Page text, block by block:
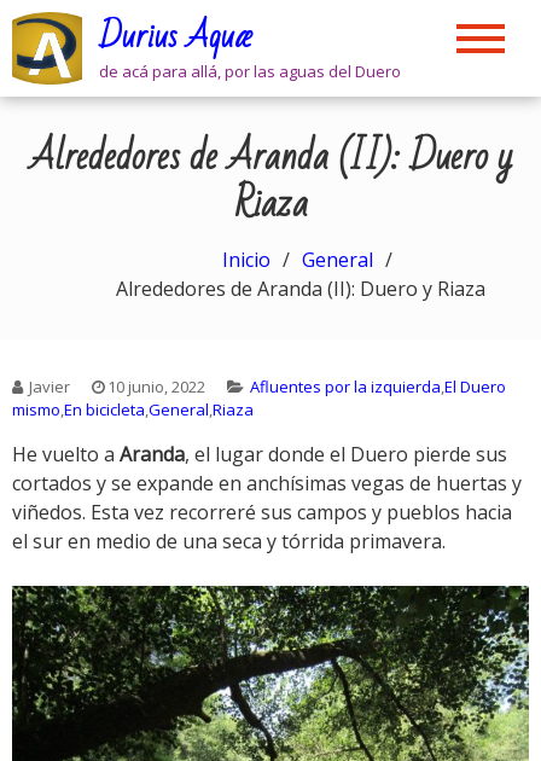
Skip
content
Durius Aquæ
de acá para allá, por las aguas del Duero
Alrededores de Aranda (II): Duero y
Riaza
Inicio
General
Alrededores de Aranda (II): Duero y Riaza
Javier 10 junio, 2022 Afluentes por la izquierda,El Duero
mismo,En bicicleta,General,Riaza
He vuelto a Aranda, el lugar donde el Duero pierde sus
cortados y se expande en anchísimas vegas de huertas y
viñedos. Esta vez recorreré sus campos y pueblos hacia
el sur en medio de una seca y tórrida primavera.